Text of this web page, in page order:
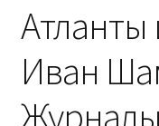
Иван